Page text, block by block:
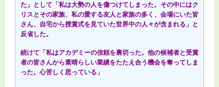
た」として「私は大勢の人を傷つけてしまった。その中にはク
リスとその家族、私の愛する友人と家族の多く、会場にいた皆
さん、自宅から授賞式を見ていた世界中の人々が含まれる」と
反省した。
続けて「私はアカデミーの信頼を裏切った。他の候補者と受賞
者の皆さんから素晴らしい業績をたたえ合う機会を奪ってしま
った。心苦しく思っている」